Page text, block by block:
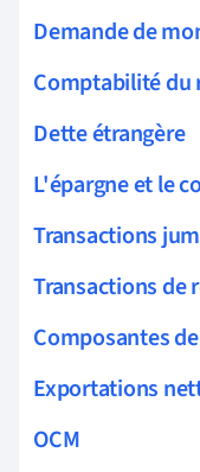
Demande de
Comptabilité du
Dette étrangère
L'épargne et le
Transactions
Transactions de
Composantes
Exportations
OCM